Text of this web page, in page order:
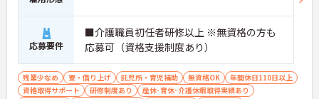
応募要件
■介護職員初任者研修以上 ※無資格の方も
応募可（資格支援制度あり）
残業少なめ 寮・借り上げ 託児所・育児補助 無資格OK
年間休日110日以上
資格取得サポート
研修制度あり
産休･育休･介護休暇取得実績あり